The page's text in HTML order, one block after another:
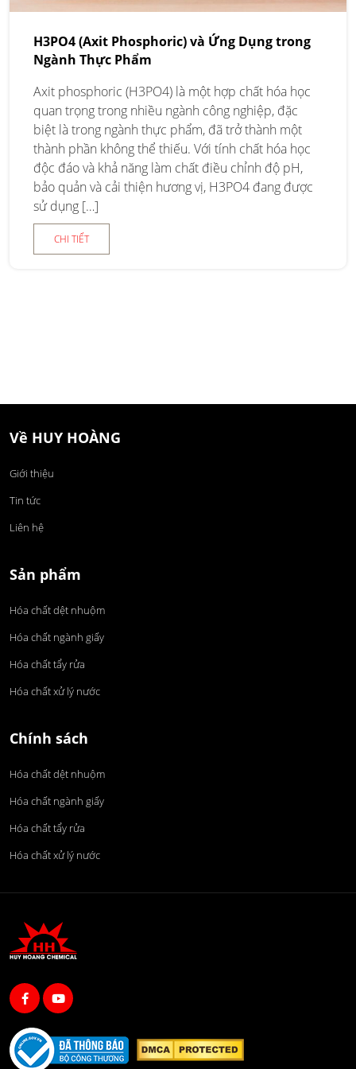
H3PO4 (Axit Phosphoric) và Ứng Dụng trong
Ngành Thực Phẩm
Axit phosphoric (H3PO4) là một hợp chất hóa học
quan trọng trong nhiều ngành công nghiệp, đặc
biệt là trong ngành thực phẩm, đã trở thành một
thành phần không thể thiếu. Với tính chất hóa học
độc đáo và khả năng làm chất điều chỉnh độ pH,
bảo quản và cải thiện hương vị, H3PO4 đang được
sử dụng […]
CHI TIẾT
Về HUY HOÀNG
Giới thiệu
Tin tức
Liên hệ
Sản phẩm
Hóa chất dệt nhuộm
Hóa chất ngành giấy
Hóa chất tẩy rửa
Hóa chất xử lý nước
Chính sách
Hóa chất dệt nhuộm
Hóa chất ngành giấy
Hóa chất tẩy rửa
Hóa chất xử lý nước